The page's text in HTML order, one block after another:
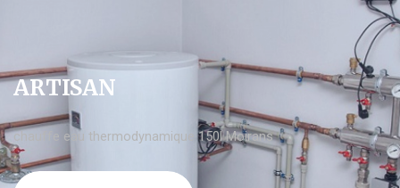
ARTISAN
chauffe eau thermodynamique 150l Moirans